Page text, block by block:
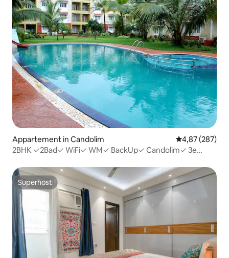
Appartement in Candolim Gemiddelde
4,87 (287)
2BHK ✓2Bad✓ WiFi✓ WM✓ BackUp✓ Candolim✓ 3e
Superhost
Superhost